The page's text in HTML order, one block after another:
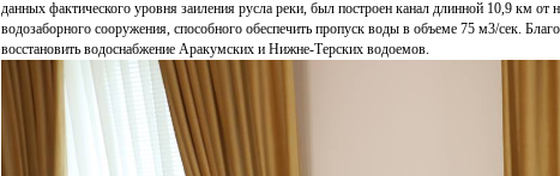
данных фактического уровня заиления русла реки, был построен канал длинной 10,9 км от
водозаборного сооружения, способного обеспечить пропуск воды в объеме 75 м3/сек.
восстановить водоснабжение Аракумских и Нижне-Терских водоемов.